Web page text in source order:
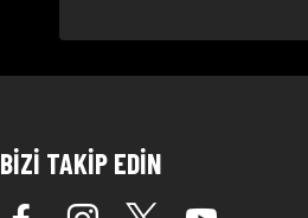
BİZİ TAKİP EDİN